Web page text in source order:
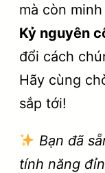
mà còn
Kỷ nguyên
đổi cách
Hãy cùng
sắp tới!
Bạn đã
tính năng